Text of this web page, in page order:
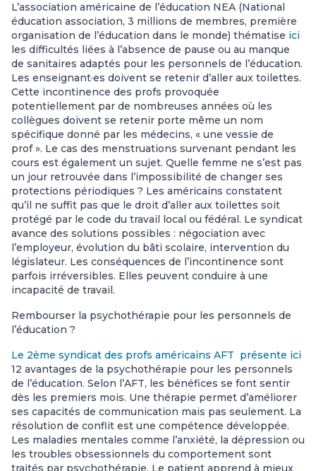
L’association américaine de l’éducation NEA (National
éducation association, 3 millions de membres, première
organisation de l’éducation dans le monde) thématise ici
les difficultés liées à l’absence de pause ou au manque
de sanitaires adaptés pour les personnels de l’éducation.
Les enseignant·es doivent se retenir d’aller aux toilettes.
Cette incontinence des profs provoquée
potentiellement par de nombreuses années où les
collègues doivent se retenir porte même un nom
spécifique donné par les médecins, « une vessie de
prof ». Le cas des menstruations survenant pendant les
cours est également un sujet. Quelle femme ne s’est pas
un jour retrouvée dans l’impossibilité de changer ses
protections périodiques ? Les américains constatent
qu’il ne suffit pas que le droit d’aller aux toilettes soit
protégé par le code du travail local ou fédéral. Le syndicat
avance des solutions possibles : négociation avec
l’employeur, évolution du bâti scolaire, intervention du
législateur. Les conséquences de l’incontinence sont
parfois irréversibles. Elles peuvent conduire à une
incapacité de travail.
Rembourser la psychothérapie pour les personnels de
l’éducation ?
Le 2ème syndicat des profs américains AFT présente ici
12 avantages de la psychothérapie pour les personnels
de l’éducation. Selon l’AFT, les bénéfices se font sentir
dès les premiers mois. Une thérapie permet d’améliorer
ses capacités de communication mais pas seulement. La
résolution de conflit est une compétence développée.
Les maladies mentales comme l’anxiété, la dépression ou
les troubles obsessionnels du comportement sont
traités par psychothérapie. Le patient apprend à mieux